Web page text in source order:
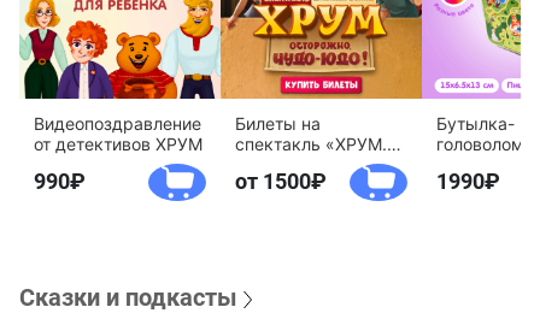
Видеопоздравление
от детективов ХРУМ
990
Билеты на
спектакль «ХРУМ.
Осторожно, Чудо-
Юдо!»
от 1500
Бутылка-
агентство
1990
Сказки и подкасты